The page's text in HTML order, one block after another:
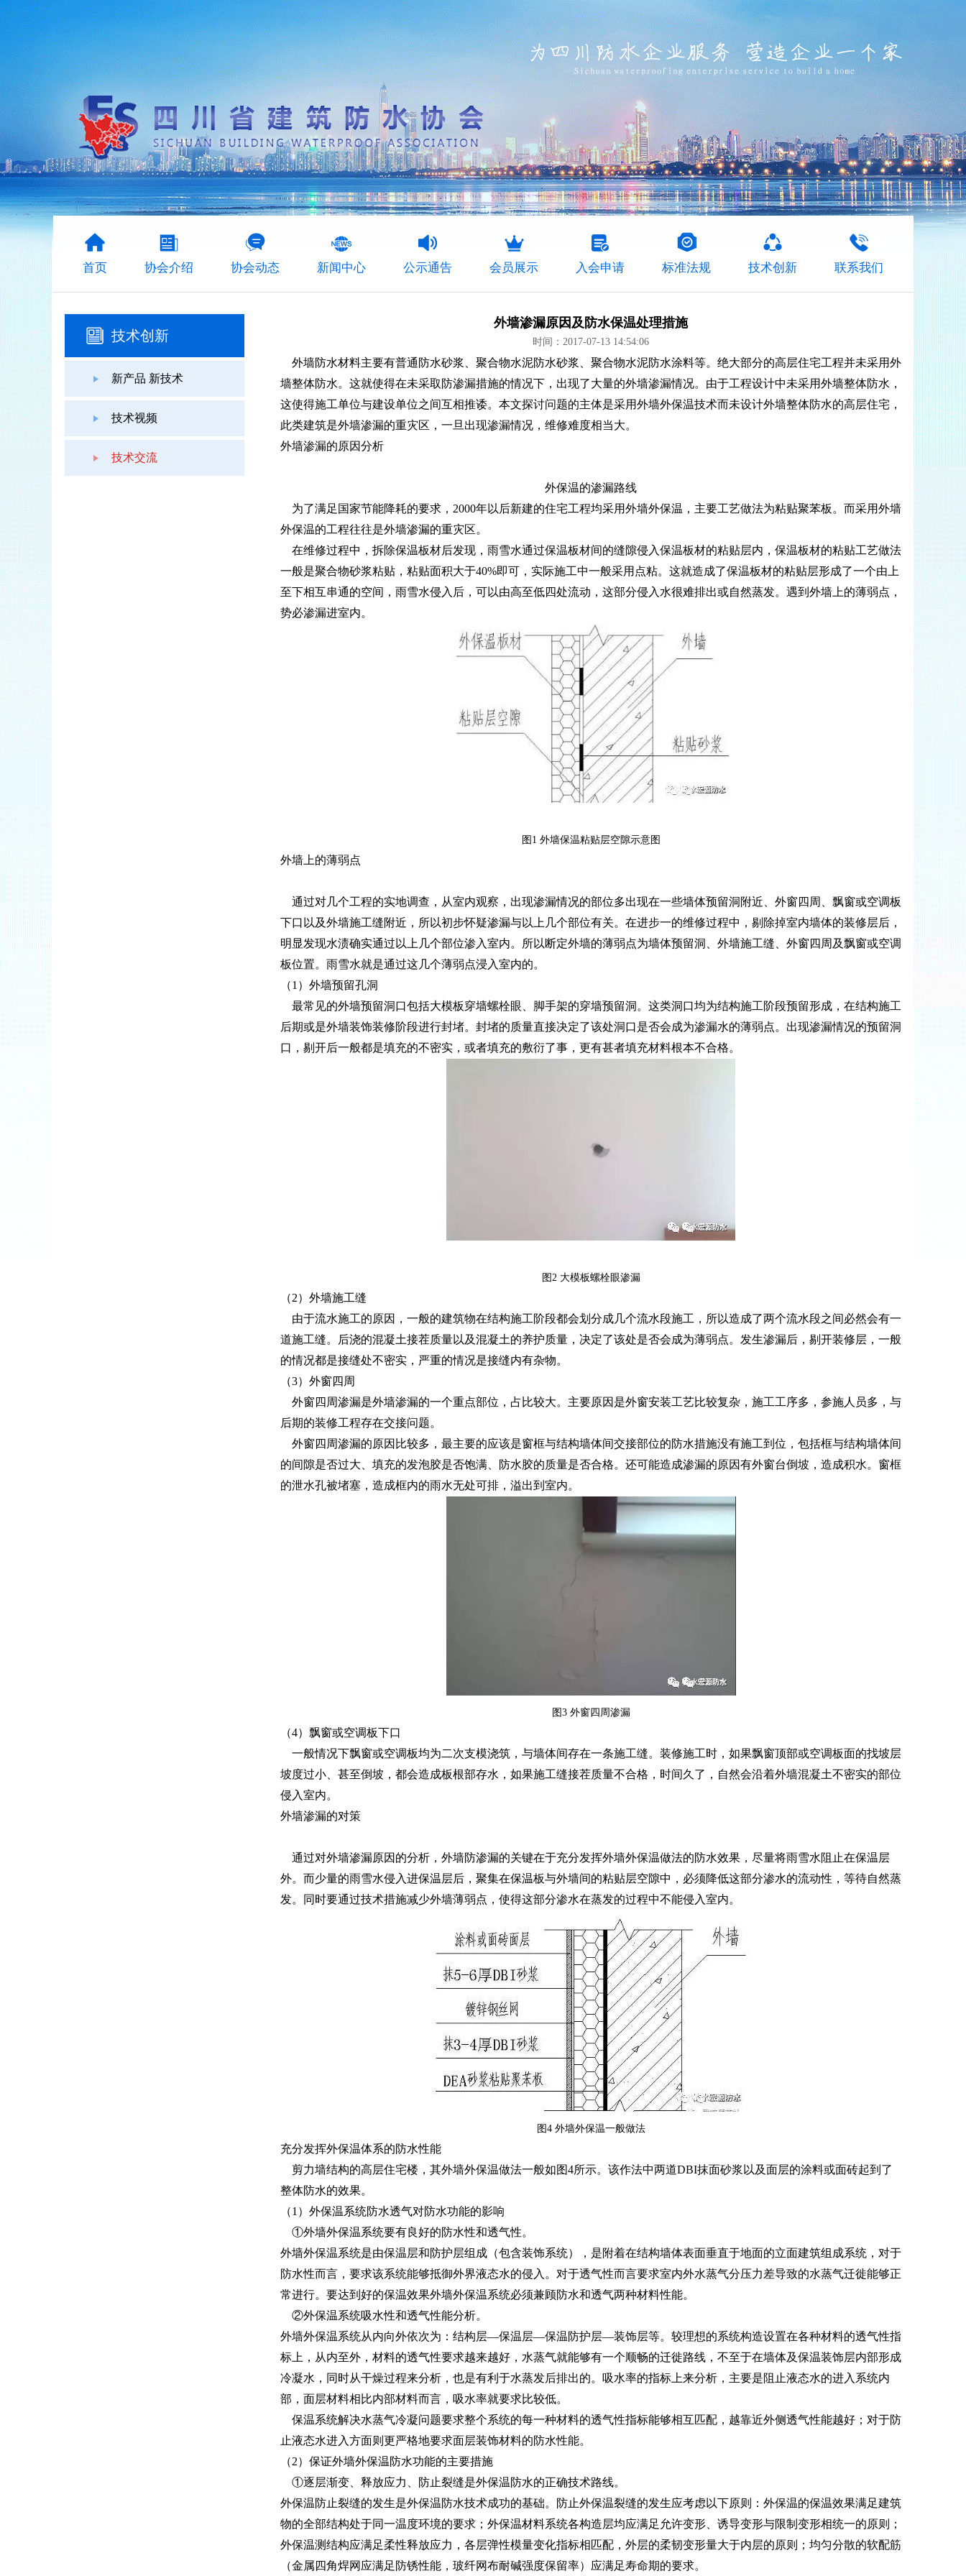
首页 协会介绍 协会动态 新闻中心 公示通告 会员展示 入会申请 标准法规 技术创新 联系我们
技术创新
新产品 新技术
技术视频
技术交流
外墙渗漏原因及防水保温处理措施
时间：2017-07-13 14:54:06
外墙防水材料主要有普通防水砂浆、聚合物水泥防水砂浆、聚合物水泥防水涂料等。绝大部分的高层住宅工程并未采用外
墙整体防水。这就使得在未采取防渗漏措施的情况下，出现了大量的外墙渗漏情况。由于工程设计中未采用外墙整体防水，
这使得施工单位与建设单位之间互相推诿。本文探讨问题的主体是采用外墙外保温技术而未设计外墙整体防水的高层住宅，
此类建筑是外墙渗漏的重灾区，一旦出现渗漏情况，维修难度相当大。
外墙渗漏的原因分析
外保温的渗漏路线
为了满足国家节能降耗的要求，2000年以后新建的住宅工程均采用外墙外保温，主要工艺做法为粘贴聚苯板。而采用外墙
外保温的工程往往是外墙渗漏的重灾区。
在维修过程中，拆除保温板材后发现，雨雪水通过保温板材间的缝隙侵入保温板材的粘贴层内，保温板材的粘贴工艺做法
一般是聚合物砂浆粘贴，粘贴面积大于40%即可，实际施工中一般采用点粘。这就造成了保温板材的粘贴层形成了一个由上
至下相互串通的空间，雨雪水侵入后，可以由高至低四处流动，这部分侵入水很难排出或自然蒸发。遇到外墙上的薄弱点，
势必渗漏进室内。
图1 外墙保温粘贴层空隙示意图
外墙上的薄弱点
通过对几个工程的实地调查，从室内观察，出现渗漏情况的部位多出现在一些墙体预留洞附近、外窗四周、飘窗或空调板
下口以及外墙施工缝附近，所以初步怀疑渗漏与以上几个部位有关。在进步一的维修过程中，剔除掉室内墙体的装修层后，
明显发现水渍确实通过以上几个部位渗入室内。所以断定外墙的薄弱点为墙体预留洞、外墙施工缝、外窗四周及飘窗或空调
板位置。雨雪水就是通过这几个薄弱点浸入室内的。
（1）外墙预留孔洞
最常见的外墙预留洞口包括大模板穿墙螺栓眼、脚手架的穿墙预留洞。这类洞口均为结构施工阶段预留形成，在结构施工
后期或是外墙装饰装修阶段进行封堵。封堵的质量直接决定了该处洞口是否会成为渗漏水的薄弱点。出现渗漏情况的预留洞
口，剔开后一般都是填充的不密实，或者填充的敷衍了事，更有甚者填充材料根本不合格。
图2 大模板螺栓眼渗漏
（2）外墙施工缝
由于流水施工的原因，一般的建筑物在结构施工阶段都会划分成几个流水段施工，所以造成了两个流水段之间必然会有一
道施工缝。后浇的混凝土接茬质量以及混凝土的养护质量，决定了该处是否会成为薄弱点。发生渗漏后，剔开装修层，一般
的情况都是接缝处不密实，严重的情况是接缝内有杂物。
（3）外窗四周
外窗四周渗漏是外墙渗漏的一个重点部位，占比较大。主要原因是外窗安装工艺比较复杂，施工工序多，参施人员多，与
后期的装修工程存在交接问题。
外窗四周渗漏的原因比较多，最主要的应该是窗框与结构墙体间交接部位的防水措施没有施工到位，包括框与结构墙体间
的间隙是否过大、填充的发泡胶是否饱满、防水胶的质量是否合格。还可能造成渗漏的原因有外窗台倒坡，造成积水。窗框
的泄水孔被堵塞，造成框内的雨水无处可排，溢出到室内。
图3 外窗四周渗漏
（4）飘窗或空调板下口
一般情况下飘窗或空调板均为二次支模浇筑，与墙体间存在一条施工缝。装修施工时，如果飘窗顶部或空调板面的找坡层
坡度过小、甚至倒坡，都会造成板根部存水，如果施工缝接茬质量不合格，时间久了，自然会沿着外墙混凝土不密实的部位
侵入室内。
外墙渗漏的对策
通过对外墙渗漏原因的分析，外墙防渗漏的关键在于充分发挥外墙外保温做法的防水效果，尽量将雨雪水阻止在保温层
外。而少量的雨雪水侵入进保温层后，聚集在保温板与外墙间的粘贴层空隙中，必须降低这部分渗水的流动性，等待自然蒸
发。同时要通过技术措施减少外墙薄弱点，使得这部分渗水在蒸发的过程中不能侵入室内。
图4 外墙外保温一般做法
充分发挥外保温体系的防水性能
剪力墙结构的高层住宅楼，其外墙外保温做法一般如图4所示。该作法中两道DBI抹面砂浆以及面层的涂料或面砖起到了
整体防水的效果。
（1）外保温系统防水透气对防水功能的影响
①外墙外保温系统要有良好的防水性和透气性。
外墙外保温系统是由保温层和防护层组成（包含装饰系统），是附着在结构墙体表面垂直于地面的立面建筑组成系统，对于
防水性而言，要求该系统能够抵御外界液态水的侵入。对于透气性而言要求室内外水蒸气分压力差导致的水蒸气迁徙能够正
常进行。要达到好的保温效果外墙外保温系统必须兼顾防水和透气两种材料性能。
②外保温系统吸水性和透气性能分析。
外墙外保温系统从内向外依次为：结构层—保温层—保温防护层—装饰层等。较理想的系统构造设置在各种材料的透气性指
标上，从内至外，材料的透气性要求越来越好，水蒸气就能够有一个顺畅的迁徙路线，不至于在墙体及保温装饰层内部形成
冷凝水，同时从干燥过程来分析，也是有利于水蒸发后排出的。吸水率的指标上来分析，主要是阻止液态水的进入系统内
部，面层材料相比内部材料而言，吸水率就要求比较低。
保温系统解决水蒸气冷凝问题要求整个系统的每一种材料的透气性指标能够相互匹配，越靠近外侧透气性能越好；对于防
止液态水进入方面则更严格地要求面层装饰材料的防水性能。
（2）保证外墙外保温防水功能的主要措施
①逐层渐变、释放应力、防止裂缝是外保温防水的正确技术路线。
外保温防止裂缝的发生是外保温防水技术成功的基础。防止外保温裂缝的发生应考虑以下原则：外保温的保温效果满足建筑
物的全部结构处于同一温度环境的要求；外保温材料系统各构造层均应满足允许变形、诱导变形与限制变形相统一的原则；
外保温测结构应满足柔性释放应力，各层弹性模量变化指标相匹配，外层的柔韧变形量大于内层的原则；均匀分散的软配筋
（金属四角焊网应满足防锈性能，玻纤网布耐碱强度保留率）应满足寿命期的要求。